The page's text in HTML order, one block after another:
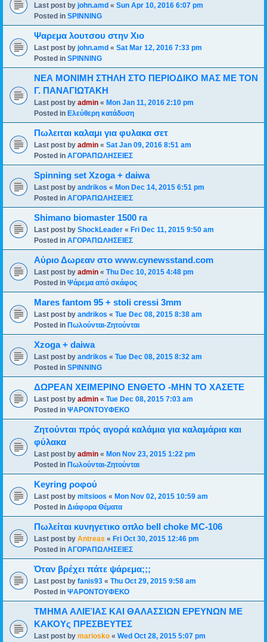
Last post by john.amd « Sun Apr 10, 2016 6:07 pm
Posted in SPINNING
Ψαρεμα λουτσου στην Χιο
Last post by john.amd « Sat Mar 12, 2016 7:33 pm
Posted in SPINNING
ΝΕΑ ΜΟΝΙΜΗ ΣΤΗΛΗ ΣΤΟ ΠΕΡΙΟΔΙΚΟ ΜΑΣ ΜΕ ΤΟΝ
Γ. ΠΑΝΑΓΙΩΤΑΚΗ
Last post by admin « Mon Jan 11, 2016 2:10 pm
Posted in Ελεύθερη κατάδυση
Πωλειται καλαμι για φυλακα σετ
Last post by admin « Sat Jan 09, 2016 8:51 am
Posted in ΑΓΟΡΑΠΩΛΗΣΕΙΕΣ
Spinning set Xzoga + daiwa
Last post by andrikos « Mon Dec 14, 2015 6:51 pm
Posted in ΑΓΟΡΑΠΩΛΗΣΕΙΕΣ
Shimano biomaster 1500 ra
Last post by ShockLeader « Fri Dec 11, 2015 9:50 am
Posted in ΑΓΟΡΑΠΩΛΗΣΕΙΕΣ
Αύριο Δωρεαν στο www.cynewsstand.com
Last post by admin « Thu Dec 10, 2015 4:48 pm
Posted in Ψάρεμα από σκάφος
Mares fantom 95 + stoli cressi 3mm
Last post by andrikos « Tue Dec 08, 2015 8:38 am
Posted in Πωλούνται-Ζητούνται
Xzoga + daiwa
Last post by andrikos « Tue Dec 08, 2015 8:32 am
Posted in SPINNING
ΔΩΡΕΑΝ ΧΕΙΜΕΡΙΝΟ ΕΝΘΕΤΟ -ΜΗΝ ΤΟ ΧΑΣΕΤΕ
Last post by admin « Tue Dec 08, 2015 7:03 am
Posted in ΨΑΡΟΝΤΟΥΦΕΚΟ
Ζητούνται πρός αγορά καλάμια για καλαμάρια και
φύλακα
Last post by admin « Mon Nov 23, 2015 1:22 pm
Posted in Πωλούνται-Ζητούνται
Keyring ροφού
Last post by mitsioos « Mon Nov 02, 2015 10:59 am
Posted in Διάφορα Θέματα
Πωλείται κυνηγετικο οπλο bell choke MC-106
Last post by Antreas « Fri Oct 30, 2015 12:46 pm
Posted in ΑΓΟΡΑΠΩΛΗΣΕΙΕΣ
Όταν βρέχει πάτε ψάρεμα;;;
Last post by fanis93 « Thu Oct 29, 2015 9:58 am
Posted in ΨΑΡΟΝΤΟΥΦΕΚΟ
ΤΜΗΜΑ ΑΛΙΕΊΑΣ ΚΑΙ ΘΑΛΑΣΣΙΩΝ ΕΡΕΥΝΩΝ ΜΕ
ΚΑΚΟΥς ΠΡΕΣΒΕΥΤΕΣ
Last post by mariosko « Wed Oct 28, 2015 5:07 pm